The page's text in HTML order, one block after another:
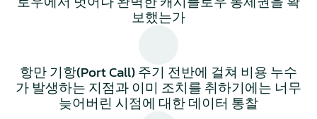
보했는가
항만 기항(Port Call) 주기 전반에 걸쳐 비용 누수
가 발생하는 지점과 이미 조치를 취하기에는 너무
늦어버린 시점에 대한 데이터 통찰